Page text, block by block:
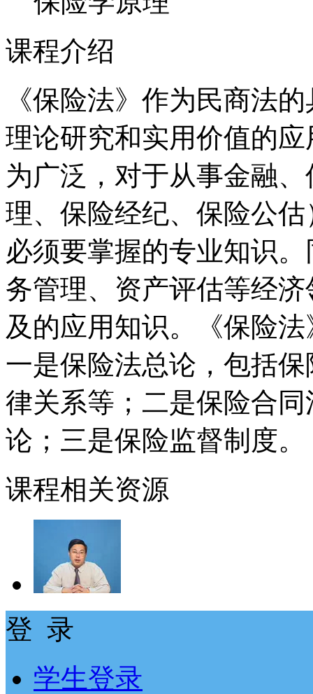
课程介绍
《保险法》作为民商法
理论研究和实用价值的
为广泛，对于从事金融
理、保险经纪、保险公
必须要掌握的专业知识
务管理、资产评估等经
及的应用知识。《保险
一是保险法总论，包括
律关系等；二是保险合
论；三是保险监督制度。
课程相关资源
登 录
学生登录